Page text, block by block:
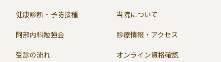
健康診断・予防接種 当院について
阿部内科勉強会 診療情報・アクセス
受診の流れ オンライン資格確認